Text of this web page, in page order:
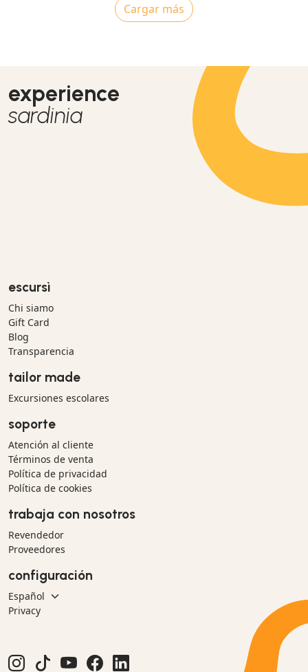
Cargar más
experience
sardinia
escursì
Chi siamo
Gift Card
Blog
Transparencia
tailor made
Excursiones escolares
soporte
Atención al cliente
Términos de venta
Política de privacidad
Política de cookies
trabaja con nosotros
Revendedor
Proveedores
configuración
Privacy